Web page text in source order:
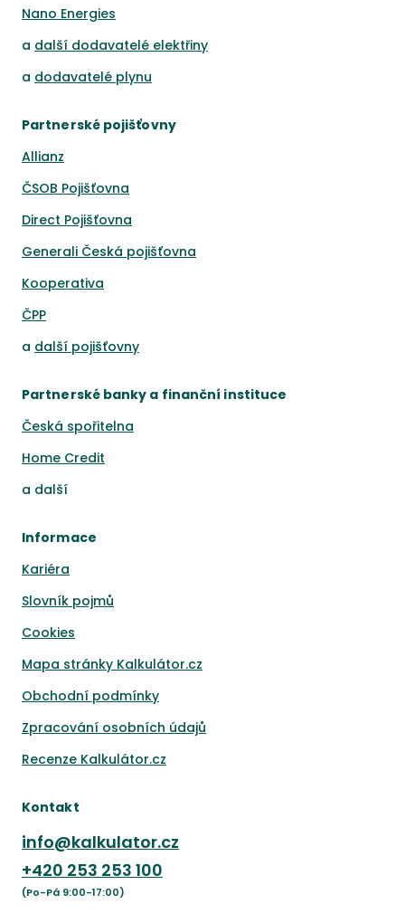
Nano Energies
a další dodavatelé elektřiny
a dodavatelé plynu
Partnerské pojišťovny
Allianz
ČSOB Pojišťovna
Direct Pojišťovna
Generali Česká pojišťovna
Kooperativa
ČPP
a další pojišťovny
Partnerské banky a finanční instituce
Česká spořitelna
Home Credit
a další
Informace
Kariéra
Slovník pojmů
Cookies
Mapa stránky Kalkulátor.cz
Obchodní podmínky
Zpracování osobních údajů
Recenze Kalkulátor.cz
Kontakt
info@kalkulator.cz
+420 253 253 100
(Po-Pá 9:00-17:00)